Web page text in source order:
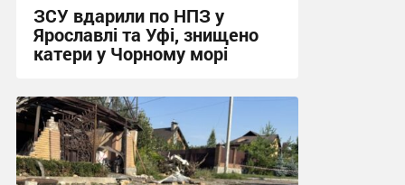
ЗСУ вдарили по НПЗ у
Ярославлі та Уфі, знищено
катери у Чорному морі
11:35 сьогодні